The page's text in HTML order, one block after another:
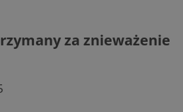
za znieważenie